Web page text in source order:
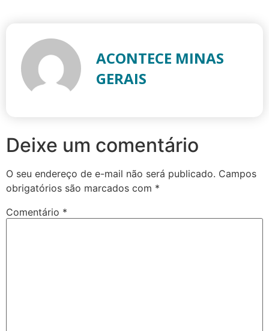
ACONTECE MINAS
GERAIS
Deixe um comentário
O seu endereço de e-mail não será publicado. Campos
obrigatórios são marcados com *
Comentário *